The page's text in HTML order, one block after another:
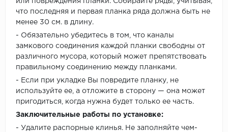
что последняя и первая планка ряда должна быть не
менее 30 см. в длину.
- Обязательно убедитесь в том, что каналы
замкового соединения каждой планки свободны от
различного мусора, который может препятствовать
правильному соединению между планками.
- Если при укладке Вы повредите планку, не
используйте ее, а отложите в сторону — она может
пригодиться, когда нужна будет только ее часть.
Заключительные работы по установке:
- Удалите распорные клинья. Не заполняйте чем-